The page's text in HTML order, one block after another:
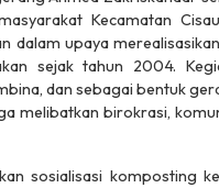
Kecamatan
dalam upaya
sejak tahun 2004.
dan sebagai bentuk
melibatkan birokrasi,
sosialisasi komposting